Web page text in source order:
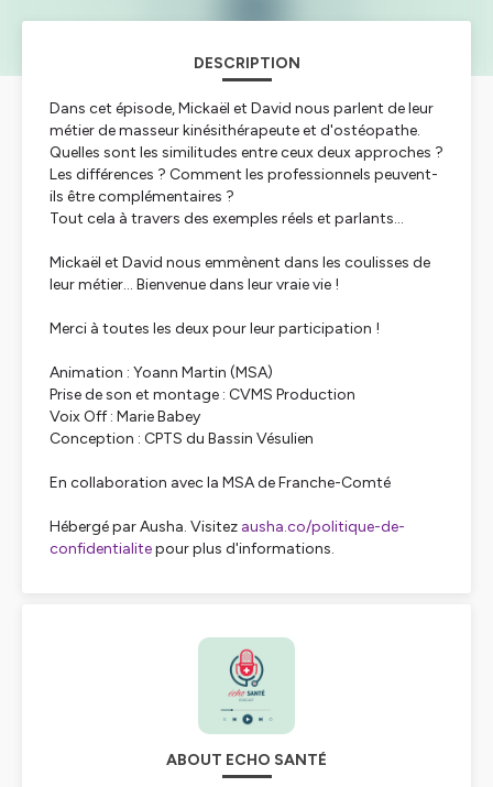
DESCRIPTION
Dans cet épisode, Mickaël et David nous parlent de leur
métier de masseur kinésithérapeute et d'ostéopathe.
Quelles sont les similitudes entre ceux deux approches ?
Les différences ? Comment les professionnels peuvent-
ils être complémentaires ?
Tout cela à travers des exemples réels et parlants...
Mickaël et David nous emmènent dans les coulisses de
leur métier... Bienvenue dans leur vraie vie !
Merci à toutes les deux pour leur participation !
Animation : Yoann Martin (MSA)
Prise de son et montage : CVMS Production
Voix Off : Marie Babey
Conception : CPTS du Bassin Vésulien
En collaboration avec la MSA de Franche-Comté
Hébergé par Ausha. Visitez ausha.co/politique-de-
confidentialitepour plus d'informations.
ABOUT ECHO SANTÉ